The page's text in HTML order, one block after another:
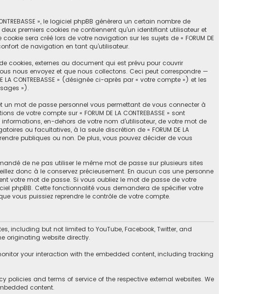
», le logiciel phpBB génèrera un certain nombre de
premiers cookies ne contiennent qu’un identifiant utilisateur et
sera créé lors de votre navigation sur les sujets de « FORUM DE
de navigation en tant qu’utilisateur.
de cookies, externes au document qui est prévu pour couvrir
nous envoyez et que nous collectons. Ceci peut correspondre —
CONTREBASSE » (désignée ci-après par « votre compte ») et les
»).
mot de passe personnel vous permettant de vous connecter à
votre compte sur « FORUM DE LA CONTREBASSE » sont
en-dehors de votre nom d’utilisateur, de votre mot de
ou facultatives, à la seule discrétion de « FORUM DE LA
publiques ou non. De plus, vous pouvez décider de vous
de ne pas utiliser le même mot de passe sur plusieurs sites
donc à le conservez précieusement. En aucun cas une personne
votre mot de passe. Si vous oubliez le mot de passe de votre
phpBB. Cette fonctionnalité vous demandera de spécifier votre
vous puissiez reprendre le contrôle de votre compte.
including but not limited to YouTube, Facebook, Twitter, and
originating website directly.
your interaction with the embedded content, including tracking
policies and terms of service of the respective external websites. We
content.